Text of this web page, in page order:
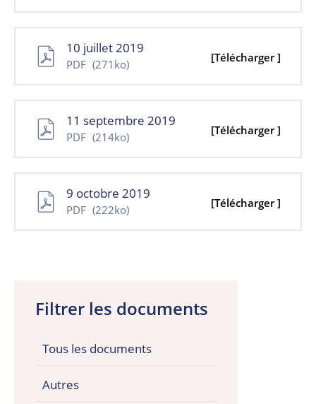
Filtrer les documents
Tous les documents
Autres
10 juillet 2019
PDF (271ko) [Télécharger ]
11 septembre 2019
PDF (214ko) [Télécharger ]
9 octobre 2019
PDF (222ko) [Télécharger ]